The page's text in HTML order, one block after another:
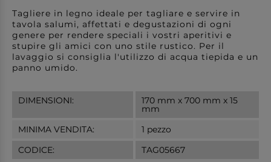
Tagliere in legno ideale per tagliare e servire in
tavola salumi, affettati e degustazioni di ogni
genere per rendere speciali i vostri aperitivi e
stupire gli amici con uno stile rustico. Per il
lavaggio si consiglia l'utilizzo di acqua tiepida e un
panno umido.
DIMENSIONI: 170 mm x 700 mm x 15
mm
MINIMA VENDITA:
1 pezzo
CODICE:
TAG05667